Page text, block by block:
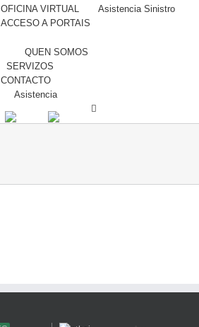
OFICINA VIRTUAL
Asistencia Sinistro
ACCESO A PORTAIS
QUEN SOMOS
SERVIZOS
CONTACTO
Asistencia